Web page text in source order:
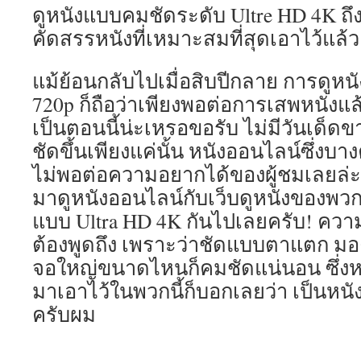
ดูหนังแบบคมชัดระดับ Ultre HD 4K
คัดสรรหนังที่เหมาะสมที่สุดเอาไว้แล้
แม้ย้อนกลับไปเมื่อสิบปีกลาย การดูห
720p ก็ถือว่าเพียงพอต่อการเสพหนัง
เป็นตอนนี้น่ะเหรอขอรับ ไม่มีวันเด็ด
ชัดขึ้นเพียงแค่นั้น หนังออนไลน์ซึ่งบาง
ไม่พอต่อความอยากได้ของผู้ชมเลย
มาดูหนังออนไลน์กับเว็บดูหนังของพว
แบบ Ultra HD 4K กันไปเลยครับ! ค
ต้องพูดถึง เพราะว่าชัดแบบตาแตก ม
จอใหญ่ขนาดไหนก็คมชัดแน่นอน ซึ่ง
มาเอาไว้ในพวกนี้ก็บอกเลยว่า เป็นห
ครับผม